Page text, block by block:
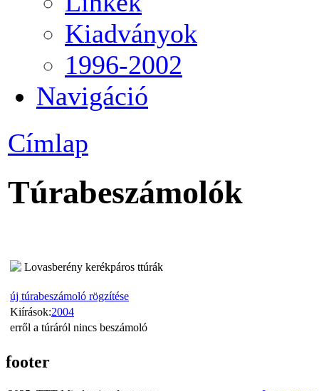
Kiadványok
1996-2002
Navigáció
Címlap
Túrabeszámolók
Lovasberény kerékpáros ttúrák
új túrabeszámoló rögzítése
Kiírások:2004
erről a túráról nincs beszámoló
footer